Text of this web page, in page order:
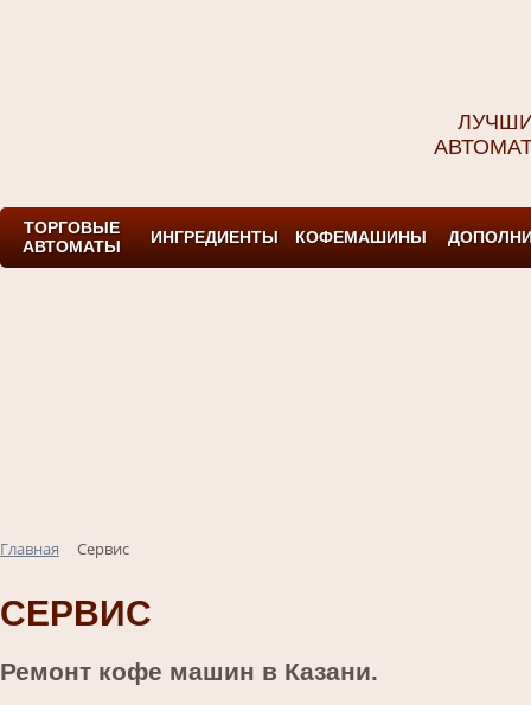
ТОРГОВЫЕ
АВТОМАТЫ
ИНГРЕДИЕНТЫ КОФЕМАШИНЫ
Главная Сервис
СЕРВИС
Ремонт кофе машин в Казани.